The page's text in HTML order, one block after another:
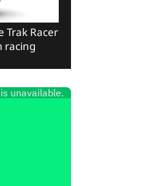
Trak Racer
racing